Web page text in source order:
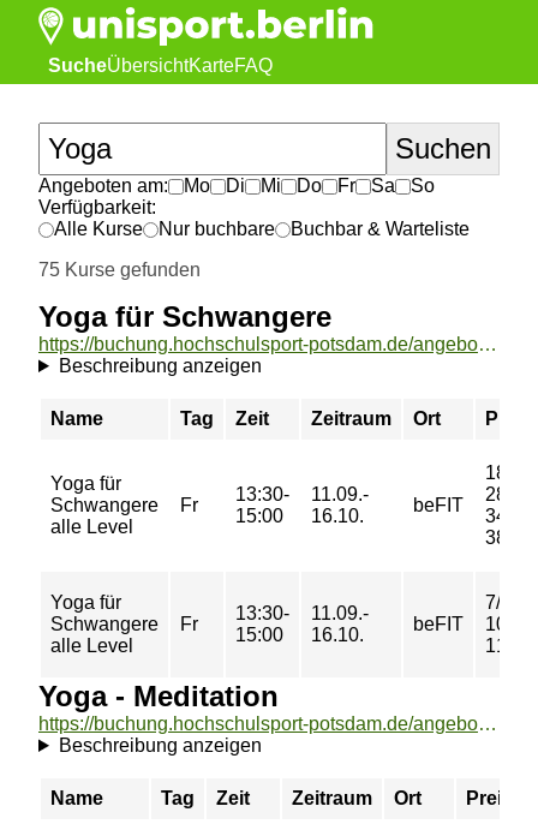
SucheÜbersichtKarteFAQ
Angeboten am: Mo Di Mi Do Fr Sa
So
Verfügbarkeit:
Alle Kurse
Nur buchbare
Buchbar & Warteliste
75 Kurse gefunden
Yoga für Schwangere
https://buchung.hochschulsport-potsdam.de/angebote/aktueller_zeitraum/_Yoga_fuer_Schwangere.html
Beschreibung anzeigen
Name Tag Zeit Zeitraum Ort Preis
Yoga für
Schwangere
alle Level
Fr
13:30-
15:00
11.09.-
16.10.
beFIT
18/
28/
34/
38 €
Yoga für
Schwangere
alle Level
Fr
13:30-
15:00
11.09.-
16.10.
beFIT
7/ 9/
10/
11 €
Yoga - Meditation
https://buchung.hochschulsport-potsdam.de/angebote/aktueller_zeitraum/_Yoga_-_Meditation.html
Beschreibung anzeigen
Name Tag Zeit Zeitraum Ort Preis